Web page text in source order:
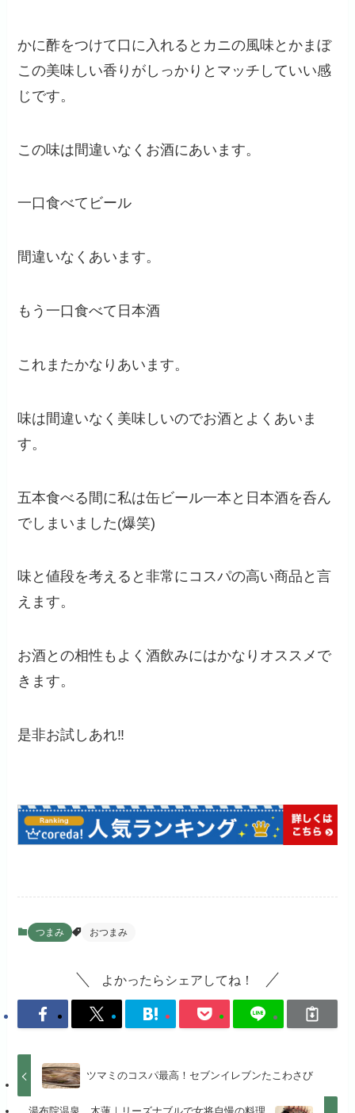
かに酢をつけて口に入れるとカニの風味とかまぼ
この美味しい香りがしっかりとマッチしていい感
じです。
この味は間違いなくお酒にあいます。
一口食べてビール
間違いなくあいます。
もう一口食べて日本酒
これまたかなりあいます。
味は間違いなく美味しいのでお酒とよくあいま
す。
五本食べる間に私は缶ビール一本と日本酒を呑ん
でしまいました(爆笑)
味と値段を考えると非常にコスパの高い商品と言
えます。
お酒との相性もよく酒飲みにはかなりオススメで
きます。
是非お試しあれ‼️
つまみ おつまみ
よかったらシェアしてね！
ツマミのコスパ最高！セブンイレブンたこわさび